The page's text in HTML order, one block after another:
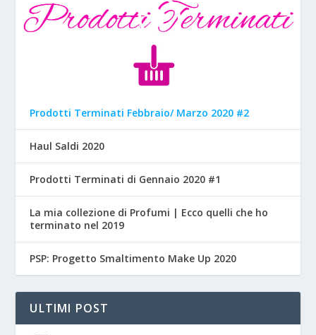
Prodotti Terminati Febbraio/ Marzo 2020 #2
Haul Saldi 2020
Prodotti Terminati di Gennaio 2020 #1
La mia collezione di Profumi | Ecco quelli che ho
terminato nel 2019
PSP: Progetto Smaltimento Make Up 2020
ULTIMI POST